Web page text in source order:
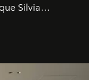
Silvia